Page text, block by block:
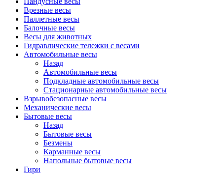
Врезные весы
Паллетные весы
Балочные весы
Весы для животных
Гидравлические тележки с весами
Автомобильные весы
Назад
Автомобильные весы
Подкладные автомобильные весы
Стационарные автомобильные весы
Взрывобезопасные весы
Механические весы
Бытовые весы
Назад
Бытовые весы
Безмены
Карманные весы
Напольные бытовые весы
Гири